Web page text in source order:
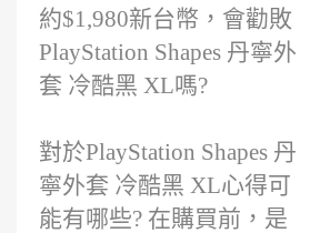
約$1,980新台幣，會勸敗
PlayStation Shapes 丹寧外
套 冷酷黑 XL嗎?
對於PlayStation Shapes 丹
寧外套 冷酷黑 XL心得可
能有哪些? 在購買前，是